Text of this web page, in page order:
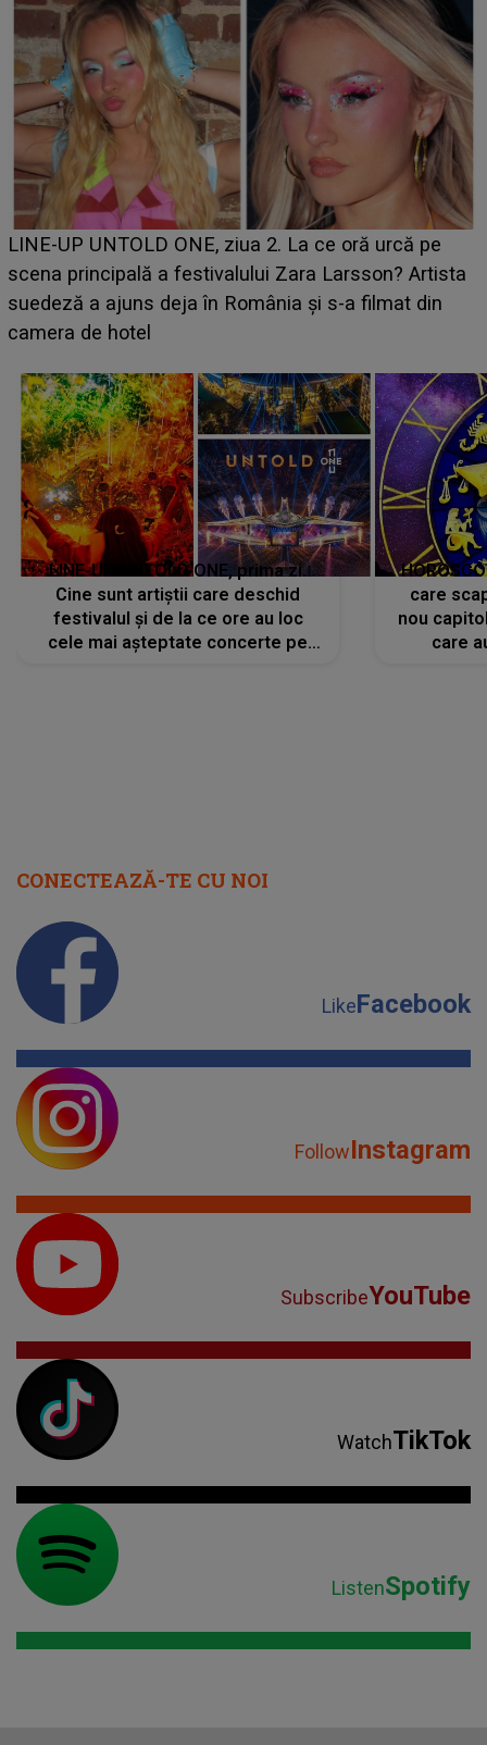
Ce a dezvăluit noua concurentă din "Casa Iubirii" l-a
luat prin surprindere pe Emanuel. CINE ESTE
BĂIATUL VIZAT de Alexandra?! Aflându-se în fața
faptului împlinit, A RECUNOSCUT IMEDIAT: "Am
LINE-UP UNTOLD ONE, prima zi.
Cine sunt artiștii care deschid
festivalul și de la ce ore au loc
cele mai așteptate concerte pe
care
nou
care
CONECTEAZĂ-TE CU NOI
LikeFacebook
FollowInstagram
SubscribeYouTube
WatchTikTok
ListenSpotify